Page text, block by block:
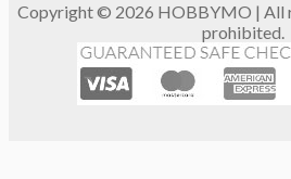
Copyright © 2026 HOBBYMO | All
prohibited.